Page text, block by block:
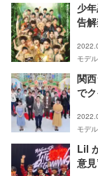
少
告
モデ
関
で
モデ
Lil
意